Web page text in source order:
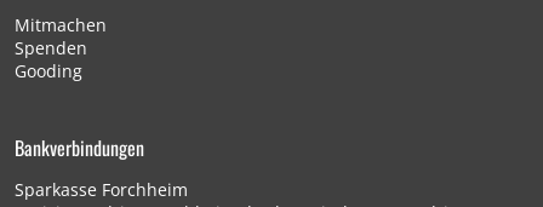
Mitmachen
Spenden
Gooding
Bankverbindungen
Sparkasse Forchheim